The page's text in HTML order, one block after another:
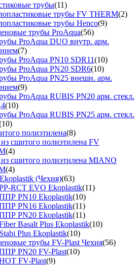
трубы(11)
трубы FV THERM(2)
трубы Henco(9)
трубы ProAqua(56)
ProAqua DUO внутр. арм.
(7)
ProAqua PN10 SDR11(10)
ProAqua PN20 SDR6(10)
ProAqua PN25 внешн. арм.
(9)
ProAqua RUBIS PN20 арм. стекл.
(10)
ProAqua RUBIS PN25 арм. стекл.
полиэтилена(8)
сшитого полиэтилена FV
(4)
сшитого полиэтилена MIANO
(4)
(Чехия)(63)
RCT EVO Ekoplastik(11)
PN10 Ekoplastik(10)
PN16 Ekoplastik(11)
PN20 Ekoplastik(11)
Basalt Plus Ekoplastik(10)
Plus Ekoplastik(10)
трубы FV-Plast Чехия(56)
PN20 FV-Plast(10)
FV-Plast(9)